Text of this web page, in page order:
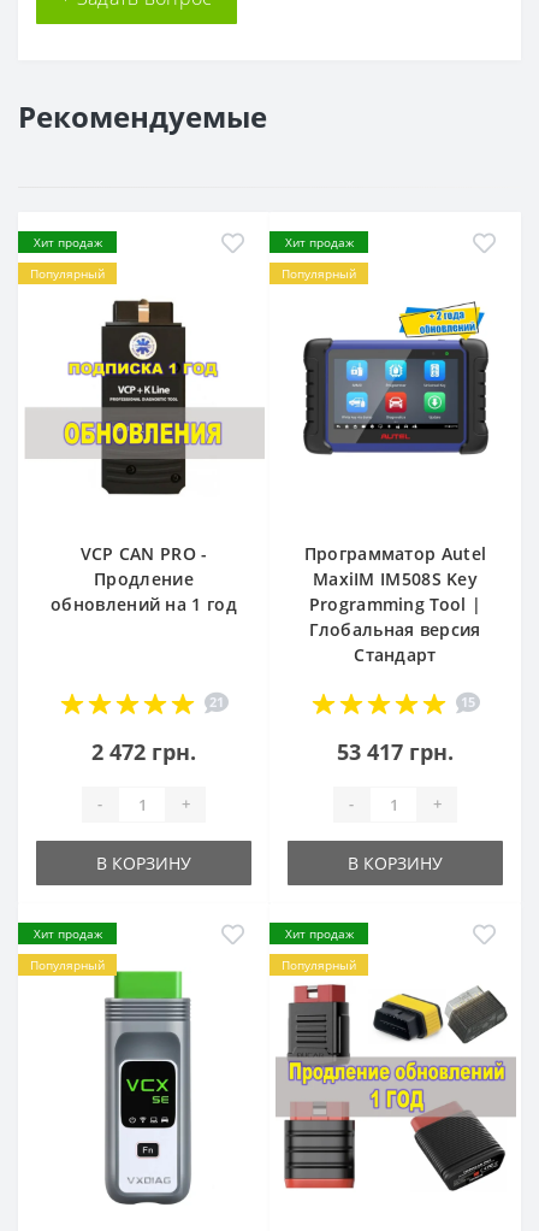
Рекомендуемые
Хит продаж
Популярный
VCP CAN PRO -
Продление
обновлений на 1 год
21
2 472 грн.
- +
В КОРЗИНУ
Хит продаж
Популярный
Программатор Autel
MaxiIM IM508S Key
Programming Tool |
Глобальная версия
Стандарт
15
53 417 грн.
- +
В КОРЗИНУ
Хит продаж
Популярный
Хит продаж
Популярный